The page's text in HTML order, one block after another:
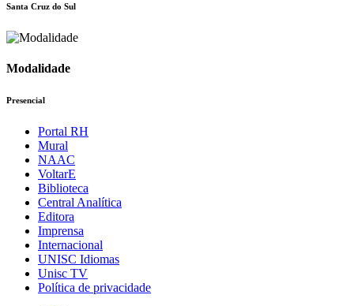
Santa Cruz do Sul
Modalidade
Presencial
Portal RH
Mural
NAAC
VoltarE
Biblioteca
Central Analítica
Editora
Imprensa
Internacional
UNISC Idiomas
Unisc TV
Política de privacidade